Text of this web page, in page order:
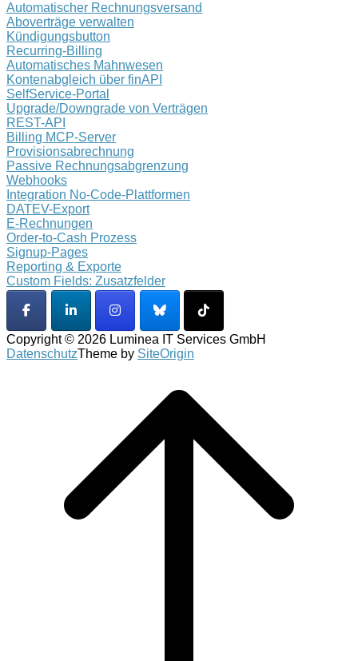
Automatischer Rechnungsversand
Aboverträge verwalten
Kündigungsbutton
Recurring-Billing
Automatisches Mahnwesen
Kontenabgleich über finAPI
SelfService-Portal
Upgrade/Downgrade von Verträgen
REST-API
Billing MCP-Server
Provisionsabrechnung
Passive Rechnungsabgrenzung
Webhooks
Integration No-Code-Plattformen
DATEV-Export
E-Rechnungen
Order-to-Cash Prozess
Signup-Pages
Reporting & Exporte
Custom Fields: Zusatzfelder
Copyright © 2026 Luminea IT Services GmbH
DatenschutzTheme by SiteOrigin